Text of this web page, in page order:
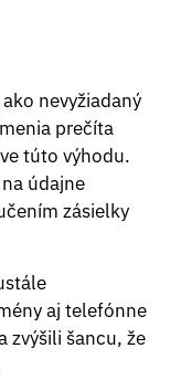
nevyžiadaný
prečíta
túto výhodu.
údajne
zásielky
aj telefónne
zvýšili šancu, že